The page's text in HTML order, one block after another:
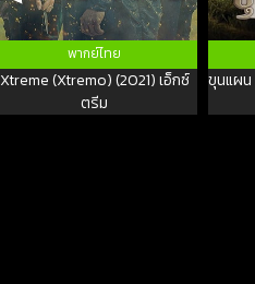
พากย์ไทย
Xtreme (Xtremo) (2021) เอ็กซ์
ตรีม
ขุนแผ